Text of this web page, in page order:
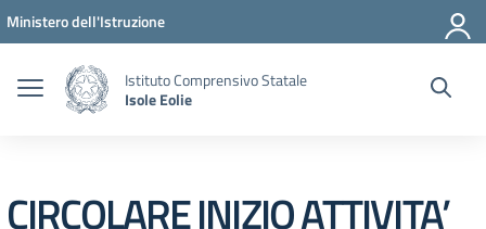
Vai ai contenuti
Vai al menu di navigazione
Vai al footer
Ministero dell'Istruzione
Istituto Comprensivo Statale
Isole Eolie
CIRCOLARE INIZIO ATTIVITA’